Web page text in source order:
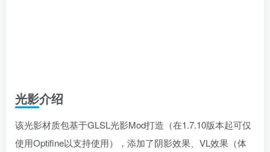
光影介绍
该光影材质包基于GLSL光影Mod打造（在1.7.10版本起可仅
使用Optifine以支持使用），添加了阴影效果、VL效果（体